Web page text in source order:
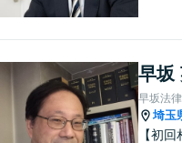
【刑事
接見を
もたち
ート。
早坂
早坂法
埼玉
【初